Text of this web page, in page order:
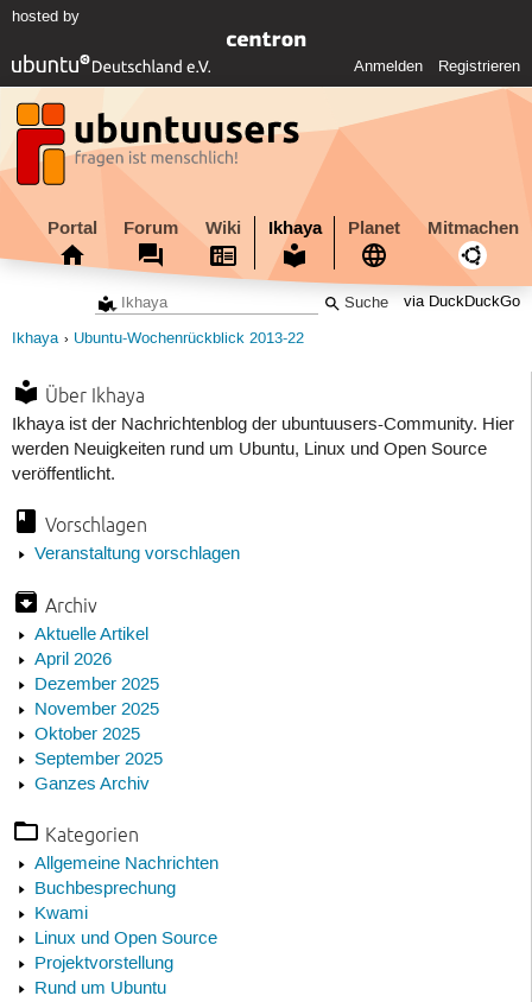
hosted by
Anmelden Registrieren
Portal Forum Wiki Ikhaya Planet Mitmachen
via DuckDuckGo
Ikhaya Ubuntu-Wochenrückblick 2013-22
Über Ikhaya
Ikhaya ist der Nachrichtenblog der ubuntuusers-Community. Hier
werden Neuigkeiten rund um Ubuntu, Linux und Open Source
veröffentlicht.
Vorschlagen
Veranstaltung vorschlagen
Archiv
Aktuelle Artikel
April 2026
Dezember 2025
November 2025
Oktober 2025
September 2025
Ganzes Archiv
Kategorien
Allgemeine Nachrichten
Buchbesprechung
Kwami
Linux und Open Source
Projektvorstellung
Rund um Ubuntu